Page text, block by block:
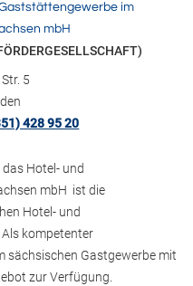
im
mbH
5
428 95 20
Hotel- und
mbH ist die
Hotel- und
kompetenter
sächsischen Gastgewerbe mit
zur Verfügung.